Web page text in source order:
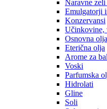
Naravne
Emulgatorji
Konzervansi
Učinkovine,
Osnovna
Eterična olja
Arome za
Voski
Parfumska
Hidrolati
Gline
Soli